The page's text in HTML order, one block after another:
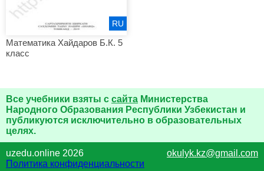
Математика Хайдаров Б.К. 5
класс
RU
Все учебники взяты с сайта Министерства
Народного Образования Республики Узбекистан и
публикуются исключительно в образовательных
целях.
uzedu.online 2026
okulyk.kz@gmail.com
Политика конфиденциальности